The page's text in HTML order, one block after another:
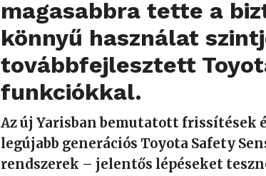
magasabbra tette a
könnyű használat
továbbfejlesztett
funkciókkal.
Az új Yarisban bemutatott frissítések
legújabb generációs Toyota Safety
rendszerek – jelentős lépéseket